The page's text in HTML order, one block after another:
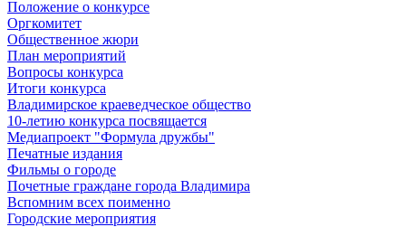
Положение о конкурсе
Оргкомитет
Общественное жюри
План мероприятий
Вопросы конкурса
Итоги конкурса
Владимирское краеведческое общество
10-летию конкурса посвящается
Медиапроект "Формула дружбы"
Печатные издания
Фильмы о городе
Почетные граждане города Владимира
Вспомним всех поименно
Городские мероприятия